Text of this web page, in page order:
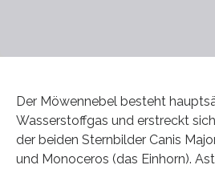
Der Möwennebel besteht
Wasserstoffgas und erstreckt
der beiden Sternbilder Canis
und Monoceros (das Einhorn).